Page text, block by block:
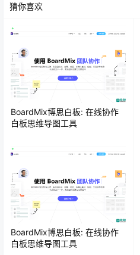
猜你喜欢
BoardMix博思白板: 在线协作
白板思维导图工具
BoardMix博思白板: 在线协作
白板思维导图工具